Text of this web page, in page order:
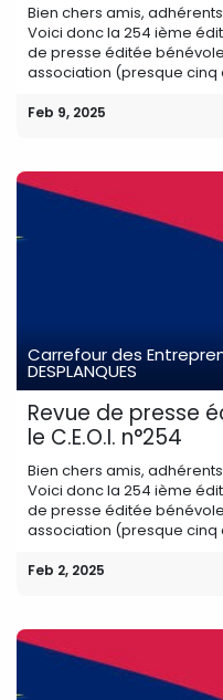
Bien chers amis,
Voici donc la 254 ième
de presse éditée
association (presque cinq
Feb 9, 2025
Carrefour des
DESPLANQUES
Revue de presse
le C.E.O.I. n°254
Bien chers amis,
Voici donc la 254 ième
de presse éditée
association (presque cinq
Feb 2, 2025